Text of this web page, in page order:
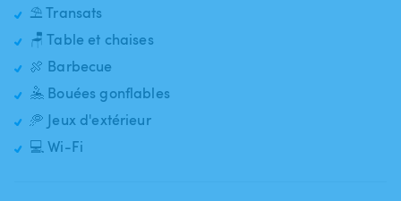
⛱️ Transats
🪑 Table et chaises
🍖 Barbecue
🤽 Bouées gonflables
🥏 Jeux d'extérieur
💻 Wi-Fi